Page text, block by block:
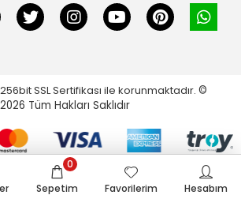
SSL Sertifikası ile korunmaktadır. ©
2026 Tüm Hakları Saklıdır
Sepetim
0
Favorilerim
Hesabım